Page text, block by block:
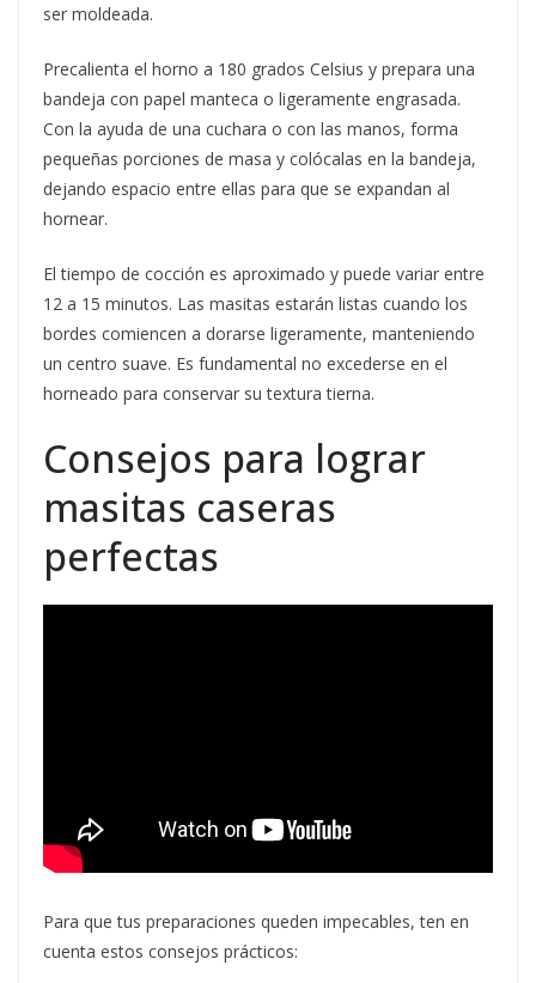
ser moldeada.
Precalienta el horno a 180 grados Celsius y prepara una
bandeja con papel manteca o ligeramente engrasada.
Con la ayuda de una cuchara o con las manos, forma
pequeñas porciones de masa y colócalas en la bandeja,
dejando espacio entre ellas para que se expandan al
hornear.
El tiempo de cocción es aproximado y puede variar entre
12 a 15 minutos. Las masitas estarán listas cuando los
bordes comiencen a dorarse ligeramente, manteniendo
un centro suave. Es fundamental no excederse en el
horneado para conservar su textura tierna.
Consejos para lograr
masitas caseras
perfectas
Para que tus preparaciones queden impecables, ten en
cuenta estos consejos prácticos: